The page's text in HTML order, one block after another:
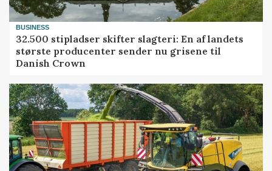
BUSINESS
32.500 stipladser skifter slagteri: En af landets
største producenter sender nu grisene til
Danish Crown